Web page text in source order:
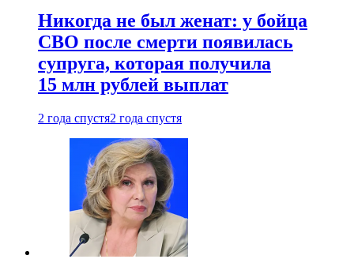
Никогда не был женат: у бойца
СВО после смерти появилась
супруга, которая получила
15 млн рублей выплат
2 года спустя2 года спустя